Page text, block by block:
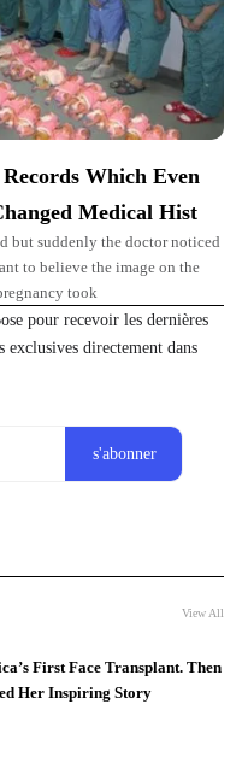
Which Even
Medical Hist
but suddenly the doctor noticed
to believe the image on the
took
pour recevoir les dernières
exclusives directement dans
View All
First Face Transplant. Then
Her Inspiring Story